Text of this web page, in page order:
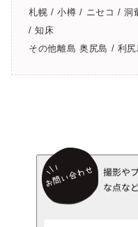
札幌 / 小樽 / ニセコ / 洞
/ 知床
その他離島 奥尻島 / 利尻